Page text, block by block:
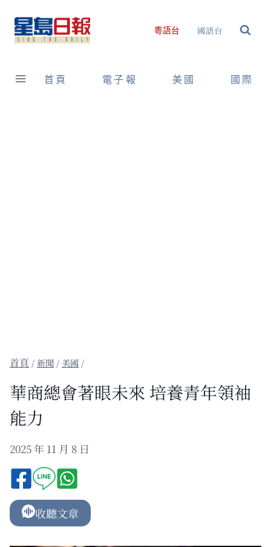
content
粵語台 國語台
首頁 電子報 美國 國際
/新聞 / 美國 /
華商總會著眼未來 培養青年領袖
能力
2025 年 11 月 8 日
收聽文章